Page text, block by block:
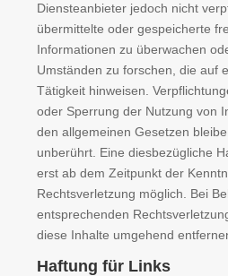
Diensteanbieter jedoch nicht
übermittelte oder gespeicherte
Informationen zu überwachen
Umständen zu forschen, die auf
Tätigkeit hinweisen.
oder Sperrung der Nutzung von
den allgemeinen Gesetzen
unberührt. Eine diesbezügliche
erst ab dem Zeitpunkt der
Rechtsverletzung möglich. Bei
entsprechenden
diese Inhalte umgehend
Haftung für Links